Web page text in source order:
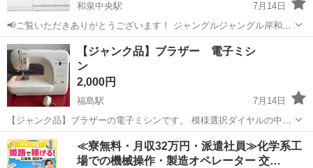
和泉中央駅
7月14日
📢ご覧いただきありがとうございます！ ジャングルジャングル岸和田
和泉インター店です！ 🚨【重要なお知らせ】🚨 弊社を装ったサイトに
ご注意ください！ 当店のジモティー出品情報・画像が、複数のサイト
に転載...
大阪 和泉市 和泉中央駅 生活家電 ジャングル
【ジャンク品】ブラザー 電子ミシ
ン
2,000円
福島駅
7月14日
【ジャンク品】ブラザーの電子ミシンです。 模様選択ダイヤルの中の
部品が欠けてしまっています。 電源は🔌入り、ランプも付き、一応動
きますが、 縫い目模様の選択ができません。 本体のみで、備品はつき
ません。 あらかじめご理解の上...
大阪 大阪市 福島駅 生活家電
≪寮無料・月収32万円・派遣社員≫化学系工
場での機械操作・製造オペレーター 交…